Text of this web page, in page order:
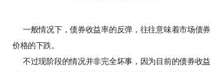
一般情况下，债券收益率的反弹，往往意味着市场债券
价格的下跌。
不过现阶段的情况并非完全坏事，因为目前的债券收益